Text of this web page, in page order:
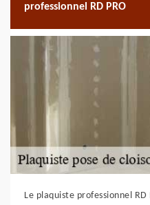
professionnel RD PRO
Le plaquiste professionnel